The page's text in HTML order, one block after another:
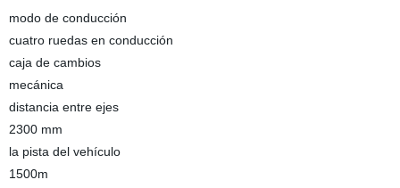
modo de conducción
cuatro ruedas en conducción
caja de cambios
mecánica
distancia entre ejes
2300 mm
la pista del vehículo
1500m